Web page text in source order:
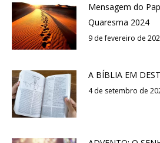
Mensagem do
Quaresma 2024
9 de fevereiro de
A BÍBLIA EM
4 de setembro de